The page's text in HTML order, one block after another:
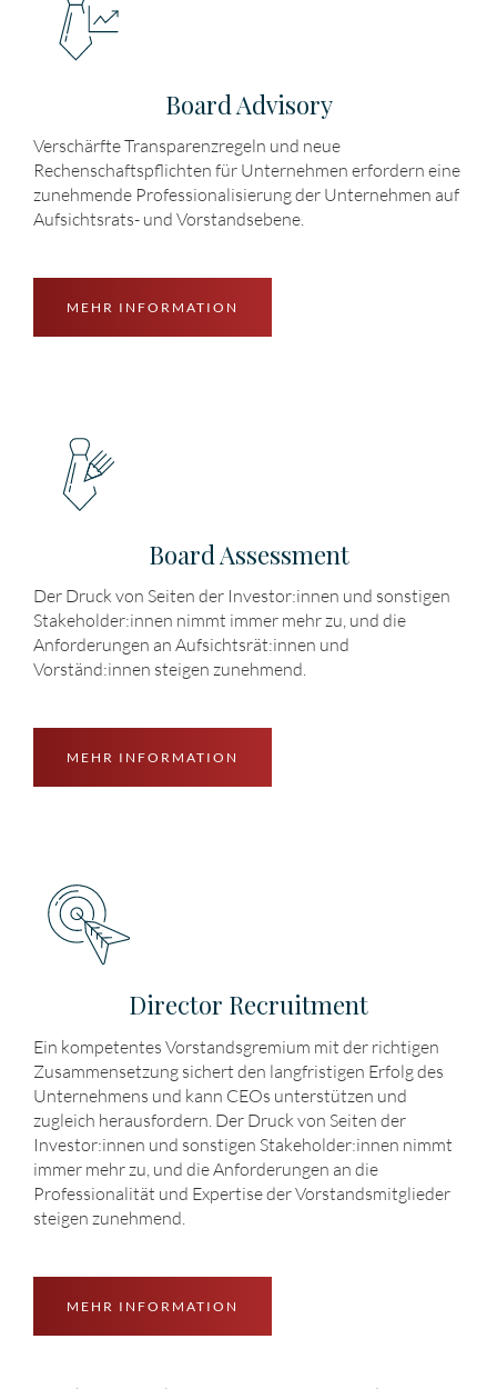
Board Advisory
Verschärfte Transparenzregeln und neue
Rechenschaftspflichten für Unternehmen erfordern eine
zunehmende Professionalisierung der Unternehmen auf
Aufsichtsrats- und Vorstandsebene.
MEHR INFORMATION
Board Assessment
Der Druck von Seiten der Investor:innen und sonstigen
Stakeholder:innen nimmt immer mehr zu, und die
Anforderungen an Aufsichtsrät:innen und
Vorständ:innen steigen zunehmend.
MEHR INFORMATION
Director Recruitment
Ein kompetentes Vorstandsgremium mit der richtigen
Zusammensetzung sichert den langfristigen Erfolg des
Unternehmens und kann CEOs unterstützen und
zugleich herausfordern. Der Druck von Seiten der
Investor:innen und sonstigen Stakeholder:innen nimmt
immer mehr zu, und die Anforderungen an die
Professionalität und Expertise der Vorstandsmitglieder
steigen zunehmend.
MEHR INFORMATION